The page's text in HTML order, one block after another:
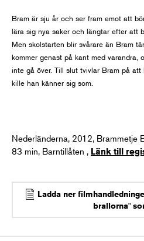
Bram är sju år och ser fram emot att
lära sig nya saker och längtar efter att
Men skolstarten blir svårare än Bram
kommer genast på kant med varandra,
inte gå över. Till slut tvivlar Bram på
kille han känner sig som.
Nederländerna, 2012, Brammetje
83 min, Barntillåten , Länk till
Ladda ner
brallorna"